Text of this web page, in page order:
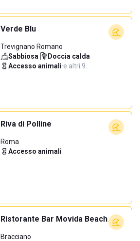
Verde Blu
Trevignano Romano
Sabbiosa· Doccia calda·
Accesso animali·e altri 9…
Riva di Polline
Roma
Accesso animali
Ristorante Bar Movida Beach
Bracciano